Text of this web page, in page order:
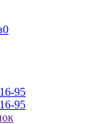
0
95
95